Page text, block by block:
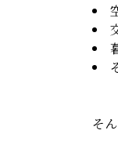
そ